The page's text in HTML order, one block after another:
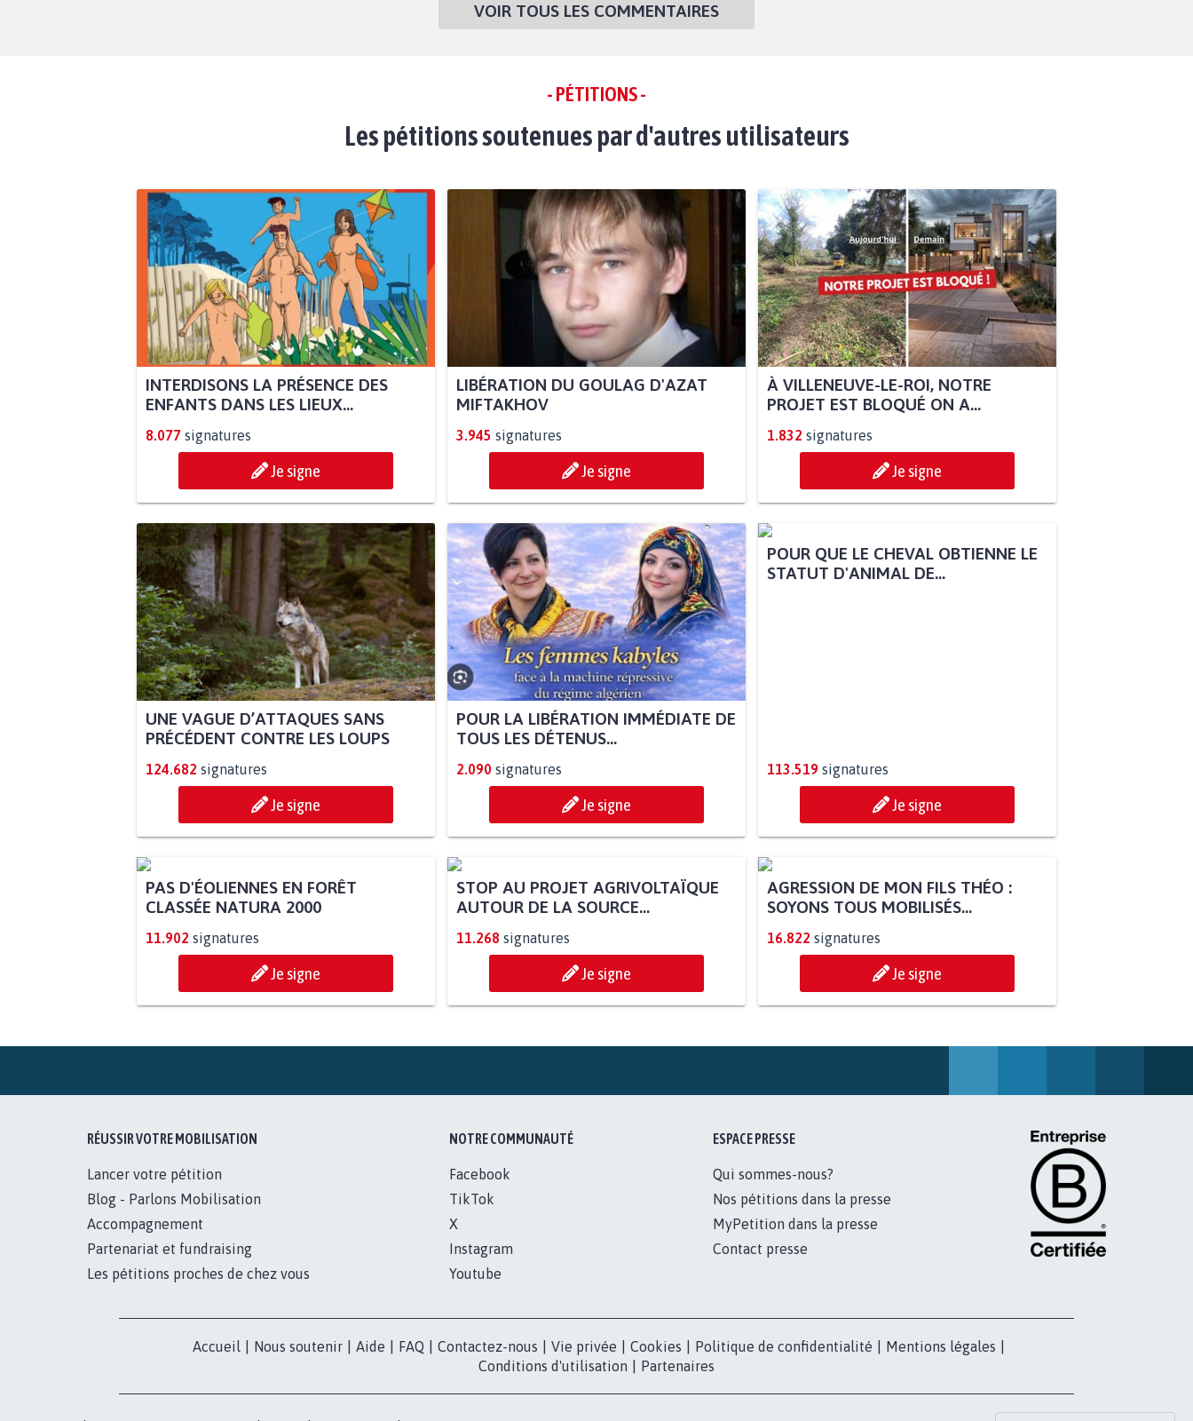
VOIR TOUS LES COMMENTAIRES
- PÉTITIONS -
Les pétitions soutenues par d'autres utilisateurs
INTERDISONS LA PRÉSENCE DES
ENFANTS DANS LES LIEUX...
8.077 signatures
Je signe
LIBÉRATION DU GOULAG D'AZAT
MIFTAKHOV
3.945 signatures
Je signe
À VILLENEUVE-LE-ROI, NOTRE
PROJET EST BLOQUÉ ON A...
1.832 signatures
Je signe
UNE VAGUE D’ATTAQUES SANS
PRÉCÉDENT CONTRE LES LOUPS
124.682 signatures
Je signe
POUR LA LIBÉRATION IMMÉDIATE DE
TOUS LES DÉTENUS...
2.090 signatures
Je signe
113.519 signatures
Je signe
PAS D'ÉOLIENNES EN FORÊT
STOP AU PROJET AGRIVOLTAÏQUE
AGRESSION DE MON FILS THÉO :
SOYONS TOUS MOBILISÉS...
Lancer votre pétition
Facebook
TikTok
Qui sommes-nous?
Nos pétitions dans la presse